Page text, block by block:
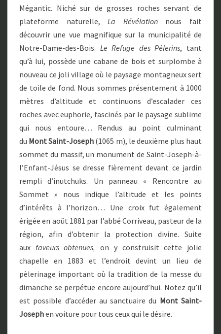
Mégantic. Niché sur de grosses roches servant de
plateforme naturelle,La Révélationnous fait
découvrir une vue magnifique sur la municipalité de
Notre-Dame-des-Bois. Le Refuge des Pèlerins, tant
qu’à lui, possède une cabane de bois et surplombe à
nouveau ce joli village où le paysage montagneux sert
de toile de fond. Nous sommes présentement à 1000
mètres d’altitude et continuons d’escalader ces
roches avec euphorie, fascinés par le paysage sublime
qui nous entoure… Rendus au point culminant
du Mont Saint-Joseph (1065 m), le deuxième plus haut
sommet du massif, un monument de Saint-Joseph-à-
l’Enfant-Jésus se dresse fièrement devant ce jardin
rempli d’inutchuks. Un panneau « Rencontre au
Sommet » nous indique l’altitude et les points
d’intérêts à l’horizon… Une croix fut également
érigée en août 1881 par l’abbé Corriveau, pasteur de la
région, afin d’obtenir la protection divine. Suite
aux faveurs obtenues, on y construisit cette jolie
chapelle en 1883 et l’endroit devint un lieu de
pèlerinage important où la tradition de la messe du
dimanche se perpétue encore aujourd’hui. Notez qu’il
est possible d’accéder au sanctuaire du Mont Saint-
Josephen voiture pour tous ceux qui le désire.